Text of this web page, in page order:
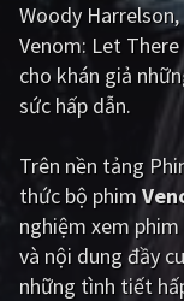
Hàn Quốc
Ấn Độ
Tổng hợp
CẬP NHẬT
PHIM MỚI
PHIM BỘ
Woody
Venom: Let
cho khán giả
sức hấp dẫn.
Trên nền tảng
thức bộ phim
nghiệm xem
và nội dung đầy
những tình tiết